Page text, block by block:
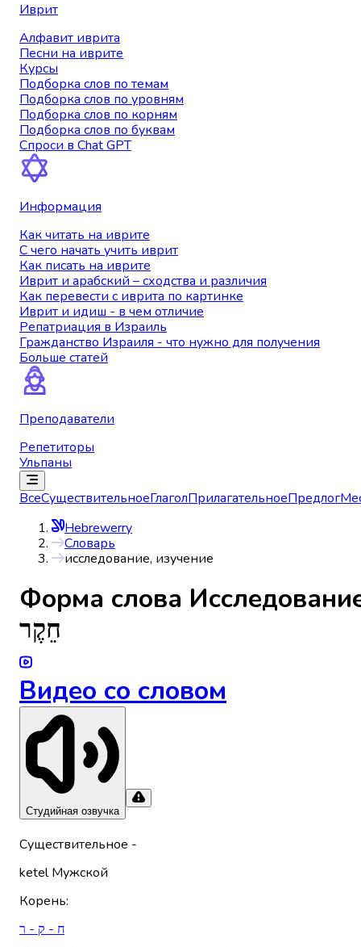
Иврит
Алфавит иврита
Песни на иврите
Курсы
Подборка слов по темам
Подборка слов по уровням
Подборка слов по корням
Подборка слов по буквам
Спроси в Chat GPT
Информация
Как читать на иврите
С чего начать учить иврит
Как писать на иврите
Иврит и арабский – сходства и различия
Как перевести с иврита по картинке
Иврит и идиш - в чем отличие
Репатриация в Израиль
Гражданство Израиля - что нужно для получения
Больше статей
Преподаватели
Репетиторы
Ульпаны
ВсеСуществительноеГлаголПрилагательноеПредлог
Hebrewerry
Словарь
исследование, изучение
Форма слова
חֵקֶר
Видео со словом
Студийная озвучка
Существительное -
ketel Мужской
Корень:
ח - ק - ר